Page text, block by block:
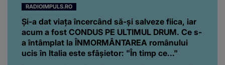
RADIOIMPULS.RO
Și-a dat viața încercând să-și salveze fiica, iar
acum a fost CONDUS PE ULTIMUL DRUM. Ce s-
a întâmplat la ÎNMORMÂNTAREA românului
ucis în Italia este sfâșietor: "În timp ce..."